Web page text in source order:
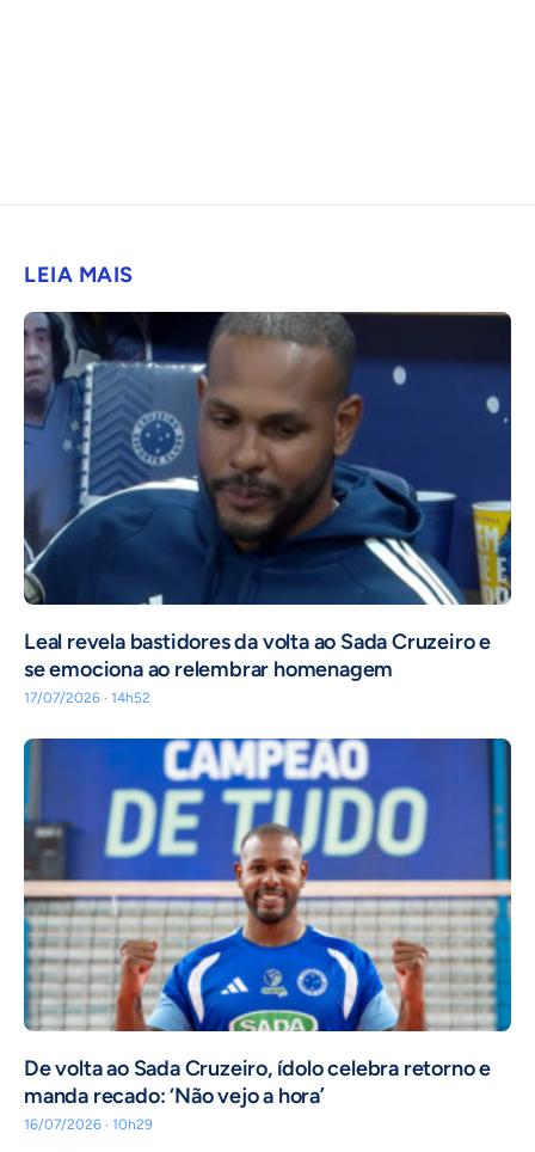
LEIA MAIS
Leal revela bastidores da volta ao Sada Cruzeiro e
se emociona ao relembrar homenagem
17/07/2026 · 14h52
De volta ao Sada Cruzeiro, ídolo celebra retorno e
manda recado: ‘Não vejo a hora’
16/07/2026 · 10h29